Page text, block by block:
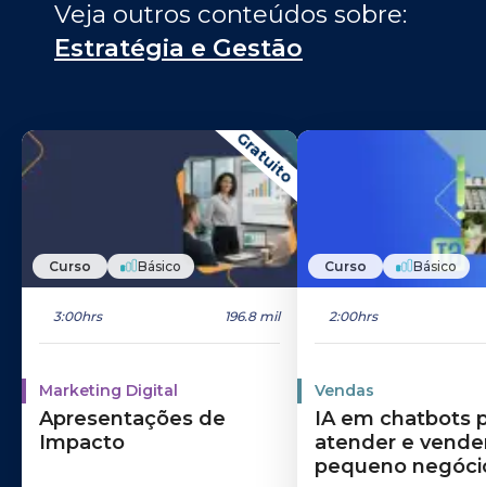
Estratégia e Gestão
Gratuito
Curso Básico
3:00hrs 196.8 mil
Marketing Digital
Apresentações de
Impacto
Curso Básico
2:00hrs
Vendas
IA em chatbots
atender e
pequeno